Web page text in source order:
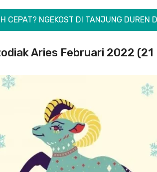
CEPAT? NGEKOST DI TANJUNG DUREN
Aries Februari 2022 (21